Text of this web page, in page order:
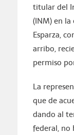
titular del
(INM) en
Esparza,
arribo,
permiso
La
que de
dando al
federal, no